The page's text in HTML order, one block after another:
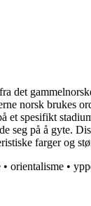
det
norsk brukes
et spesifikt
seg på å gyte.
farger og
• orientalisme •